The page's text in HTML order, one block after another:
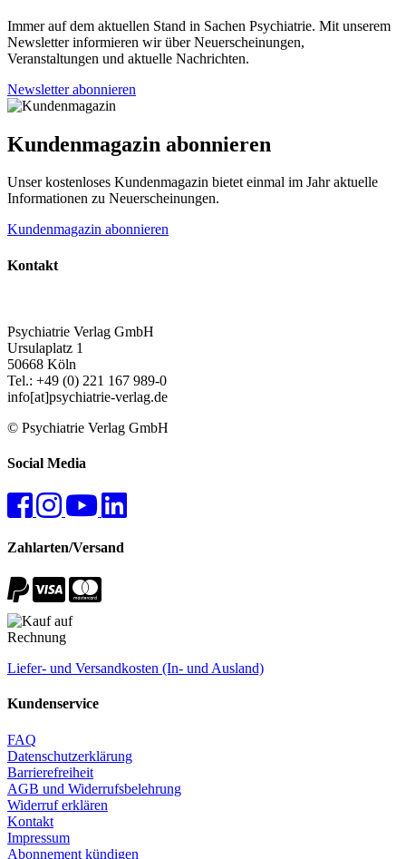
Immer auf dem aktuellen Stand in Sachen Psychiatrie. Mit unserem
Newsletter informieren wir über Neuerscheinungen,
Veranstaltungen und aktuelle Nachrichten.
Newsletter abonnieren
Kundenmagazin abonnieren
Unser kostenloses Kundenmagazin bietet einmal im Jahr aktuelle
Informationen zu Neuerscheinungen.
Kundenmagazin abonnieren
Kontakt
Psychiatrie Verlag GmbH
Ursulaplatz 1
50668 Köln
Tel.: +49 (0) 221 167 989-0
info[at]psychiatrie-verlag.de
© Psychiatrie Verlag GmbH
Social Media
Zahlarten/Versand
Liefer- und Versandkosten (In- und Ausland)
Kundenservice
FAQ
Datenschutzerklärung
Barrierefreiheit
AGB und Widerrufsbelehrung
Widerruf erklären
Kontakt
Impressum
Abonnement kündigen